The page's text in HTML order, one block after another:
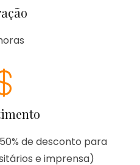
de desconto para
e imprensa)